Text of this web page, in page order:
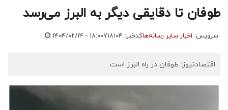
طوفان تا دقایقی دیگر به البرز می‌رسد
سرویس: اخبار سایر رسانه‌هاکدخبر: ۷۱۸۱۰۴ ۱۴۰۴/۰۲/۱۴ - ۱۸:۰۰
اقتصادنیوز: طوفان در راه البرز است.